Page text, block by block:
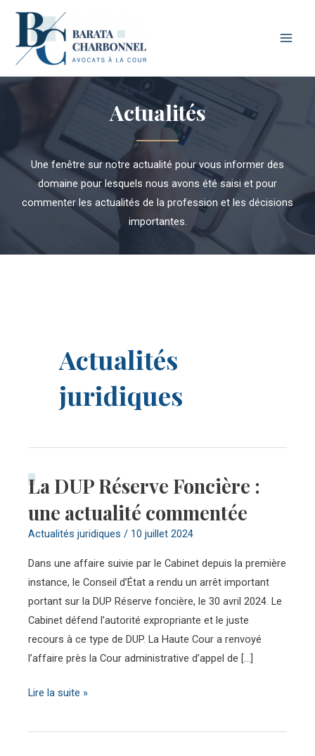
Actualités
Une fenêtre sur notre actualité pour vous informer des
domaine pour lesquels nous avons été saisi et pour
commenter les actualités de la profession et les décisions
importantes.
Actualités
juridiques
La DUP Réserve Foncière :
une actualité commentée
Actualités juridiques / 10 juillet 2024
Dans une affaire suivie par le Cabinet depuis la première
instance, le Conseil d’État a rendu un arrêt important
portant sur la DUP Réserve foncière, le 30 avril 2024. Le
Cabinet défend l’autorité expropriante et le juste
recours à ce type de DUP. La Haute Cour a renvoyé
l’affaire près la Cour administrative d’appel de […]
La
Réserve
Foncière :
une
actualité
commentée
Lire la suite »